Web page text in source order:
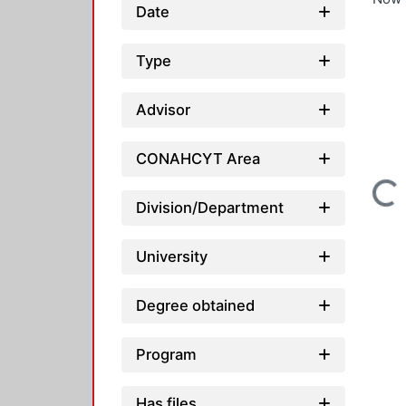
Date
Type
Advisor
CONAHCYT Area
Division/Department
University
Degree obtained
Program
Loading...